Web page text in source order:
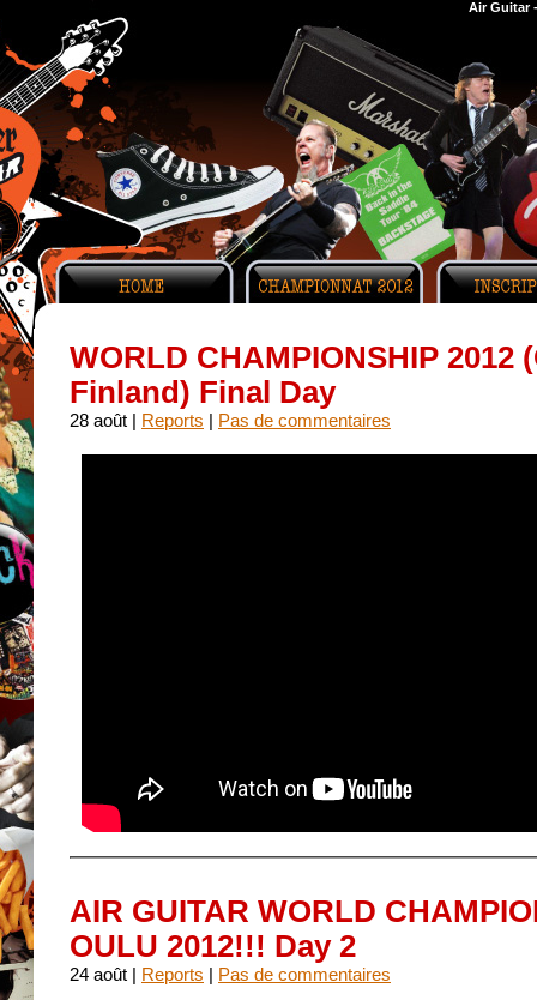
Air Guitar
WORLD CHAMPIONSHIP 2012
Finland) Final Day
28 août | Reports | Pas de commentaires
AIR GUITAR WORLD
OULU 2012!!! Day 2
24 août | Reports | Pas de commentaires